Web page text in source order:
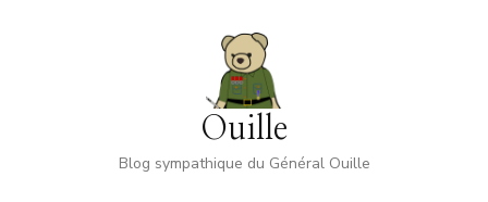
Ouille
Blog sympathique du Général Ouille